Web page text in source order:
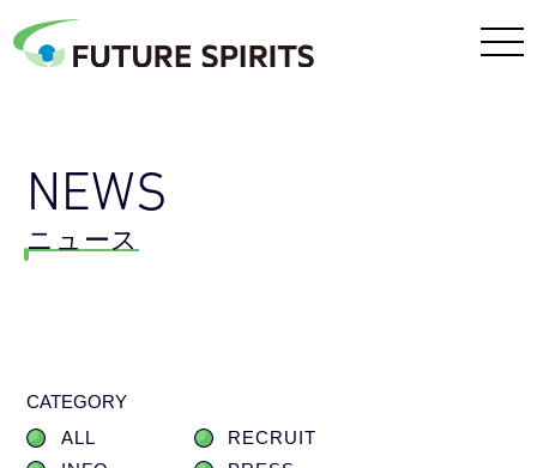
NEWS
ニュース
CATEGORY
ALL
RECRUIT